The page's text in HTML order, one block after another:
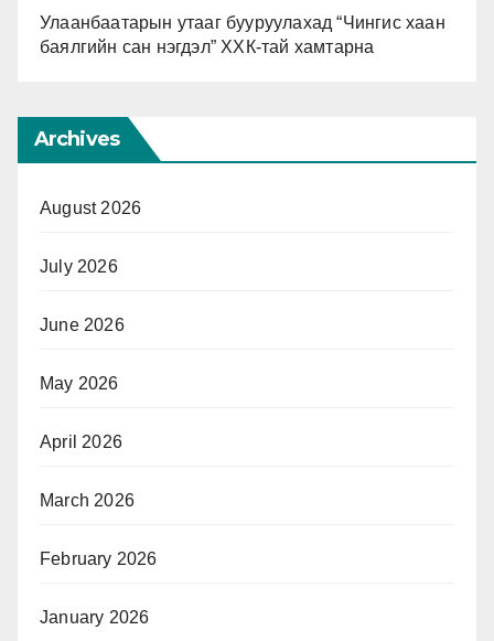
Улаанбаатарын утааг бууруулахад “Чингис хаан
баялгийн сан нэгдэл” ХХК-тай хамтарна
Archives
August 2026
July 2026
June 2026
May 2026
April 2026
March 2026
February 2026
January 2026